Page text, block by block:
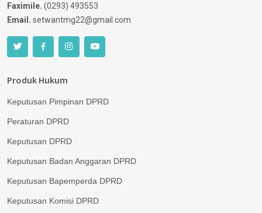
Faximile. (0293) 493553
Email. setwantmg22@gmail.com
Produk Hukum
Keputusan Pimpinan DPRD
Peraturan DPRD
Keputusan DPRD
Keputusan Badan Anggaran DPRD
Keputusan Bapemperda DPRD
Keputusan Komisi DPRD